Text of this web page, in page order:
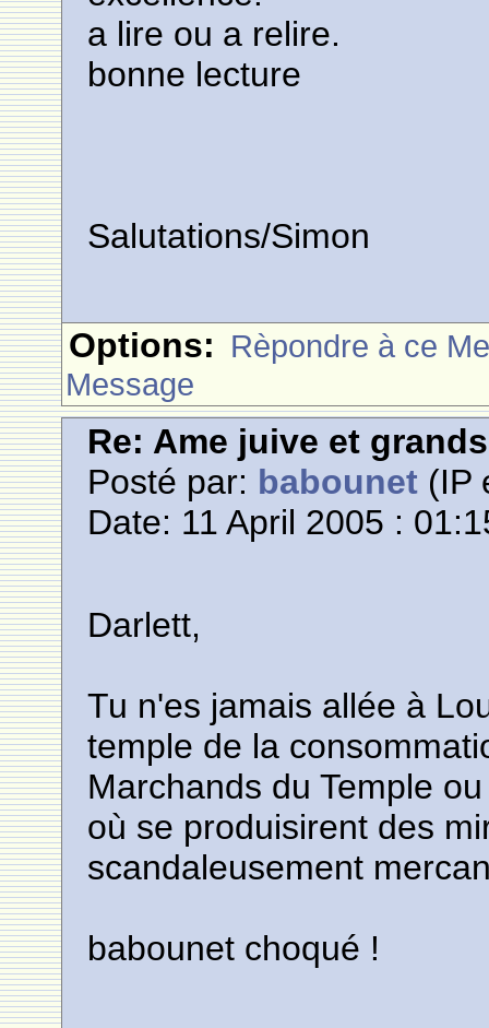
a lire ou a relire.
bonne lecture
Salutations/Simon
Options: Rèpondre à ce
Message
Re: Ame juive et
Posté par: babounet (IP
Date: 11 April 2005 :
Darlett,
Tu n'es jamais allée à
temple de la
Marchands du Temple
où se produisirent des
scandaleusement
babounet choqué !